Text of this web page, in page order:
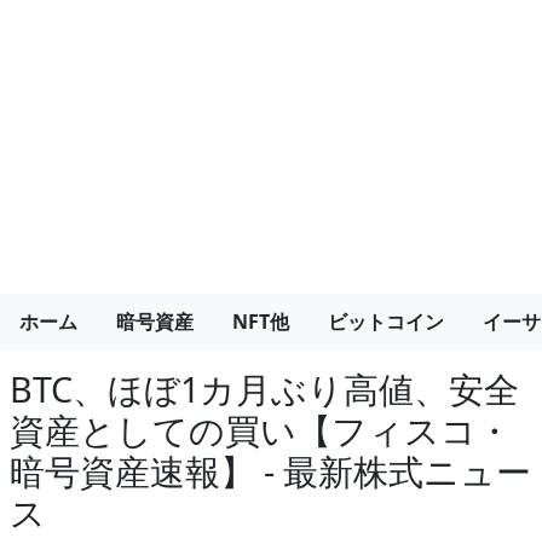
ホーム 暗号資産 NFT他 ビットコイン イー
BTC、ほぼ1カ月ぶり高値、安全
資産としての買い【フィスコ・
暗号資産速報】 - 最新株式ニュー
ス